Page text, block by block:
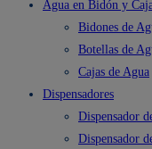
Agua en Bidón y
Bidones de
Botellas de
Cajas de Agua
Dispensadores
Dispensador
Dispensador